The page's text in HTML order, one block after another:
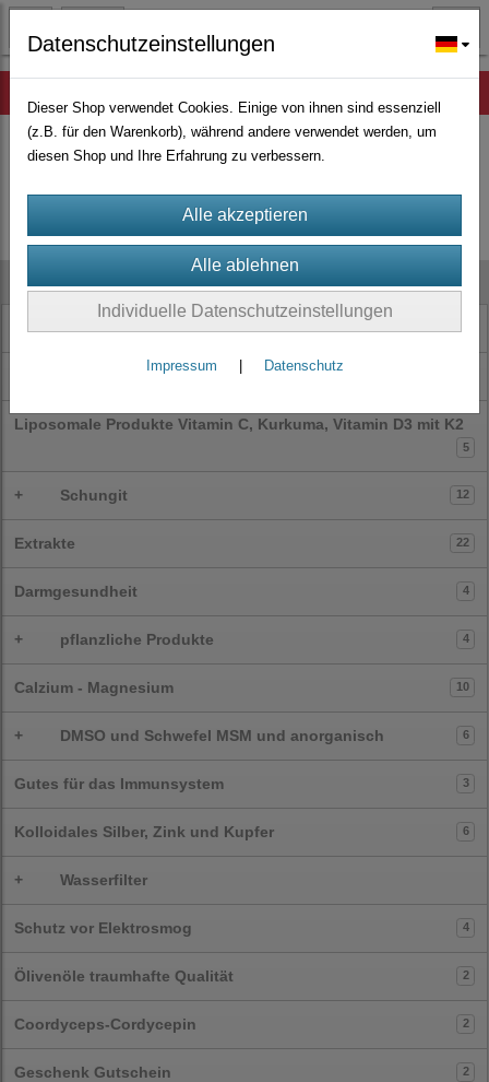
Kategorien
Neue Produkte
Zeolith-Bentonit-Dolomit
Liposomale Produkte Vitamin C, Kurkuma, Vitamin D3 mit K2
5
+ Schungit 12
Extrakte 22
Darmgesundheit 4
+ pflanzliche Produkte 4
Calzium - Magnesium 10
+ DMSO und Schwefel MSM und anorganisch 6
Gutes für das Immunsystem 3
Kolloidales Silber, Zink und Kupfer 6
+ Wasserfilter
Schutz vor Elektrosmog 4
Ölivenöle traumhafte Qualität 2
Coordyceps-Cordycepin 2
Geschenk Gutschein 2
Datenschutzeinstellungen
Dieser Shop verwendet Cookies. Einige von ihnen sind essenziell
(z.B. für den Warenkorb), während andere verwendet werden, um
diesen Shop und Ihre Erfahrung zu verbessern.
Individuelle Datenschutzeinstellungen
Impressum Datenschutz